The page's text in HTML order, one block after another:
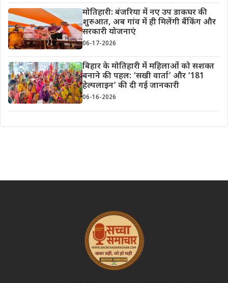
मोतिहारी: बंजरिया में नए उप डाकघर की
शुरुआत, अब गांव में ही मिलेंगी बैंकिंग और
सरकारी योजनाएं
06-17-2026
बिहार के मोतिहारी में महिलाओं को सशक्त
बनाने की पहल: ‘सखी वार्ता’ और ‘181
हेल्पलाइन’ की दी गई जानकारी
06-16-2026